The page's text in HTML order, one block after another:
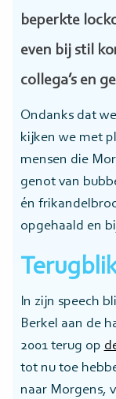
beperkte
even bij stil
collega’s en
Ondanks dat
kijken we met
mensen die
genot van
én
opgehaald en
In zijn speech
Berkel aan de
2001 terug op
tot nu toe
naar Morgens,